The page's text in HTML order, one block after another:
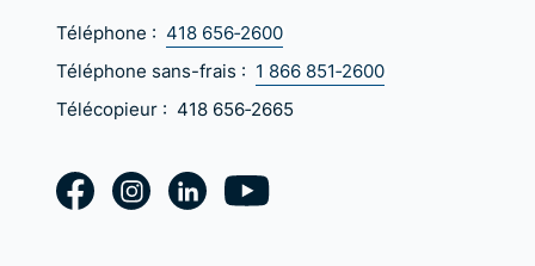
Téléphone : 418 656‑2600
Téléphone sans-frais : 1 866 851‑2600
Télécopieur : 418 656‑2665